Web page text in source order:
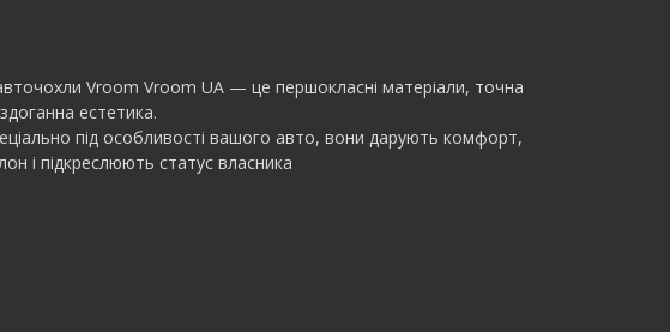
авточохли Vroom Vroom UA — це першокласні матеріали, точна
естетика.
під особливості вашого авто, вони дарують комфорт,
і підкреслюють статус власника